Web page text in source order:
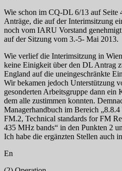
Wie schon im CQ-DL 6/13 auf Seite
Anträge, die auf der Interimsitzung
noch vom IARU Vorstand
auf der Sitzung vom 3.-5- Mai 2013.
Wie verlief die Interimsitzung in
keine Einigkeit über den DL Antrag
England auf die uneingeschränkte
Wir bekamen jedoch Unterstützung
gesonderten Arbeitsgruppe dann ein
dem alle zustimmen konnten.
Managerhandbuch im Bereich
FM.2, Technical standards for FM
435 MHz bands“ in den Punkten 2
Ich habe die ergänzten Stellen auch
En